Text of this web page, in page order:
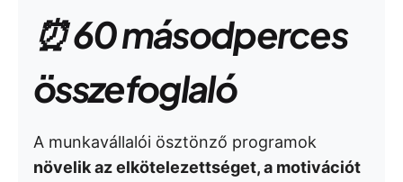
⏰ 60 másodperces
összefoglaló
A munkavállalói ösztönző programok
növelik az elkötelezettséget, a motivációt